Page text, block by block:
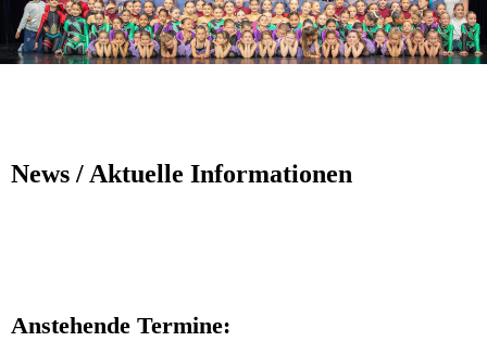
News / Aktuelle Informationen
Anstehende Termine: